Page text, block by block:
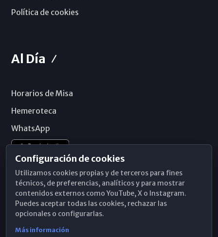
Política de cookies
Al Día
Horarios de Misa
Hemeroteca
WhatsApp
Configuración de cookies
Utilizamos cookies propias y de terceros para fines
técnicos, de preferencias, analíticos y para mostrar
contenidos externos como YouTube, X o Instagram.
Puedes aceptar todas las cookies, rechazar las
opcionales o configurarlas.
Más información